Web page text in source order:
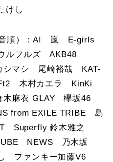
けし
音順）：AI 嵐 E-girls
ルフルズ AKB48
シマシ 尾崎裕哉 KAT-
木村カエラ KinKi
麻衣 GLAY 欅坂46
from EXILE TRIBE 島
Superfly 鈴木雅之
NEWS 乃木坂
ファンキー加藤V6